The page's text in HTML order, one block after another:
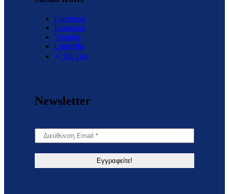
Facebook
Instagram
Youtube
LinkedIn
Tik Tok
Newsletter